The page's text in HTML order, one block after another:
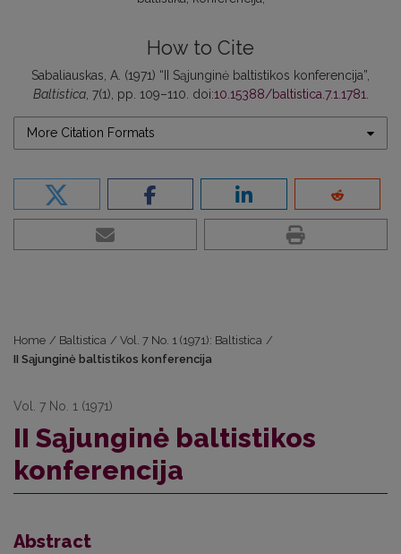
How to Cite
Sabaliauskas, A. (1971) “II Sąjunginė baltistikos konferencija”,
Baltistica, 7(1), pp. 109–110. doi:10.15388/baltistica.7.1.1781
More Citation Formats
Home / Baltistica / Vol. 7 No. 1 (1971): Baltistica /
II Sąjunginė baltistikos konferencija
Vol. 7 No. 1 (1971)
II Sąjunginė baltistikos
konferencija
Abstract